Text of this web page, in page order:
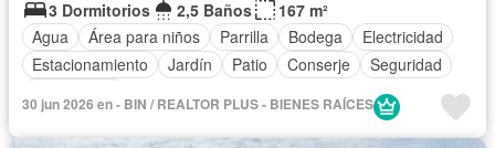
3 Dormitorios
2,5 Baños
167 m²
Agua
Área para niños Parrilla Bodega
Electricidad
Estacionamiento
Jardín Patio Conserje
Seguridad
30 jun 2026 en - BIN / REALTOR PLUS - BIENES RAÍCES